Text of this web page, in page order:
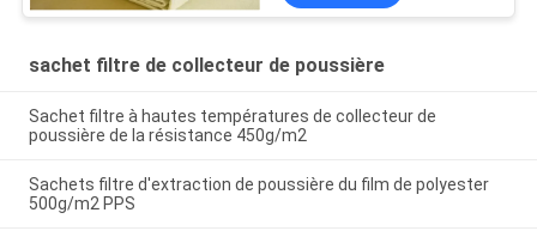
sachet filtre de collecteur de poussière
Sachet filtre à hautes températures de collecteur de
poussière de la résistance 450g/m2
Sachets filtre d'extraction de poussière du film de polyester
500g/m2 PPS